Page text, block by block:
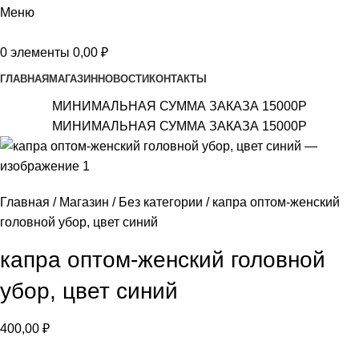
Меню
0 элементы 0,00 ₽
ГЛАВНАЯ МАГАЗИН НОВОСТИ КОНТАКТЫ
МИНИМАЛЬНАЯ СУММА ЗАКАЗА 15000Р
МИНИМАЛЬНАЯ СУММА ЗАКАЗА 15000Р
Главная Магазин Без категории
капра оптом-женский
головной убор, цвет синий
капра оптом-женский головной
убор, цвет синий
400,00 ₽